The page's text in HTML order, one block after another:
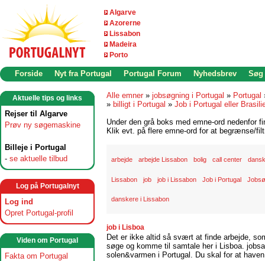
Algarve
Azorerne
Lissabon
Madeira
Porto
Forside Nyt fra Portugal Portugal Forum Nyhedsbrev Søg
Aktuelle tips og links
Rejser til Algarve
Prøv ny søgemaskine
Billeje i Portugal
- se aktuelle tilbud
Log på Portugalnyt
Log ind
Opret Portugal-profil
Viden om Portugal
Fakta om Portugal
Alle emner » jobsøgning i Portugal » Portugal
» billigt i Portugal » Job i Portugal eller
Under den grå boks med emne-ord nedenfor
Klik evt. på flere emne-ord for at begrænse/
arbejde arbejde Lissabon bolig call center
Lissabon job job i Lissabon Job i Portugal
danskere i Lissabon
job i Lisboa
Det er ikke altid så svært at finde arbejde,
søge og komme til samtale her i Lisboa.
solen&varmen i Portugal. Du skal for at